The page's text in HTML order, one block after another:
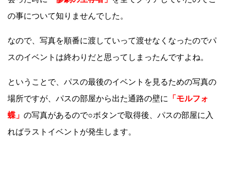
の事について知りませんでした。
なので、写真を順番に渡していって渡せなくなったのでパ
スのイベントは終わりだと思ってしまったんですよね。
ということで、パスの最後のイベントを見るための写真の
場所ですが、パスの部屋から出た通路の壁に
「モルフォ
蝶」 の写真があるので○ボタンで取得後、パスの部屋に入
ればラストイベントが発生します。